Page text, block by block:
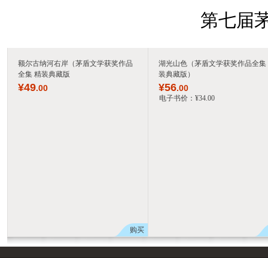
第七届
额尔古纳河右岸（茅盾文学获奖作品
全集 精装典藏版
¥49.00
购买
湖光山色（茅盾文学获奖作品全集
装典藏版）
¥56.00
电子书价： ¥34.00